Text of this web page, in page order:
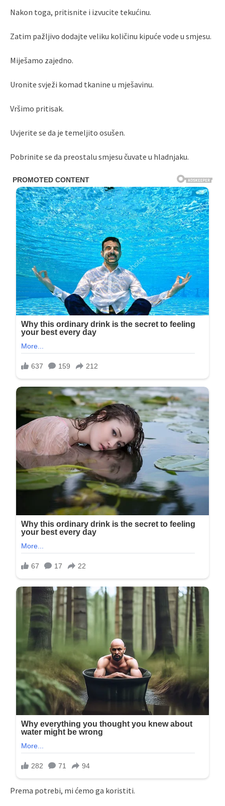
Nakon toga, pritisnite i izvucite tekućinu.
Zatim pažljivo dodajte veliku količinu kipuće vode u smjesu.
Miješamo zajedno.
Uronite svježi komad tkanine u mješavinu.
Vršimo pritisak.
Uvjerite se da je temeljito osušen.
Pobrinite se da preostalu smjesu čuvate u hladnjaku.
Prema potrebi, mi ćemo ga koristiti.